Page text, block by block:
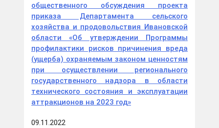
общественного обсуждения проекта
приказа Департамента сельского
хозяйства и продовольствия Ивановской
области «Об утверждении Программы
профилактики рисков причинения вреда
(ущерба) охраняемым законом ценностям
при осуществлении регионального
государственного надзора в области
технического состояния и эксплуатации
аттракционов на 2023 год»
09.11.2022